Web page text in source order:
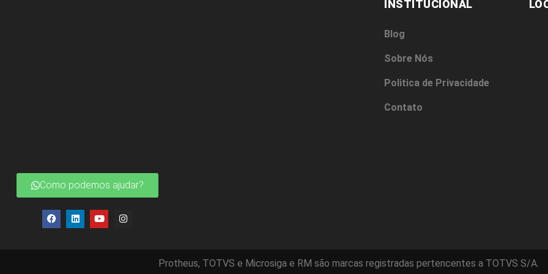
Como podemos ajudar?
INSTITUCIONAL
Blog
Sobre Nós
Politica de Privacidade
Contato
Protheus, TOTVS e Microsiga e RM são marcas registradas pertencentes a TOTVS S/A.